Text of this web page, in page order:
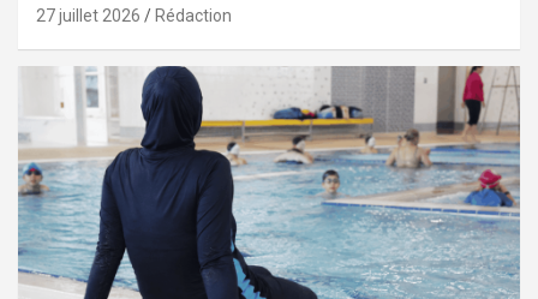
27 juillet 2026 Rédaction